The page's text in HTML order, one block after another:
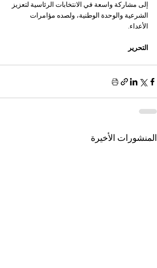
إلى مشاركة واسعة في الانتخابات الرئاسية لتعزيز
الشرعية والوحدة الوطنية، ولصده مؤامرات
الأعداء.
التحرير
المنشورات الأخيرة